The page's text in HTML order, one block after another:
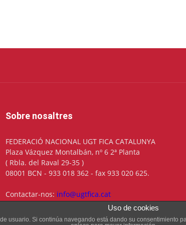
Sobre nosaltres
FEDERACIÓ NACIONAL UGT FICA CATALUNYA
Plaza Vázquez Montalbán, nº 6 2ª Planta
( Rbla. del Raval 29-35 )
08001 BCN - 933 018 362 - fax 933 020 625.
Contactar-nos: info@ugtfica.cat
Uso de cookies
usuario. Si continúa navegando está dando su consentimiento